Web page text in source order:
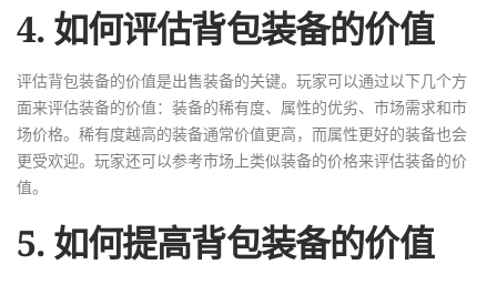
4. 如何评估背包装备的价值
评估背包装备的价值是出售装备的关键。玩家可以通过以下几个方
面来评估装备的价值：装备的稀有度、属性的优劣、市场需求和市
场价格。稀有度越高的装备通常价值更高，而属性更好的装备也会
更受欢迎。玩家还可以参考市场上类似装备的价格来评估装备的价
值。
5. 如何提高背包装备的价值